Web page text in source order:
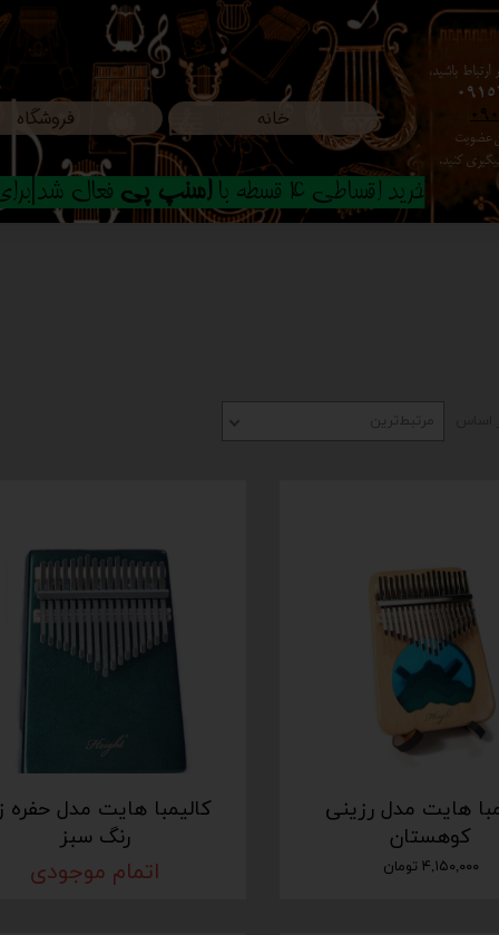
خانه فروشگاه
باشید،
عضویت
کنید.
خرید اقساطی 4 قسطه با اسنپ پی فعال
مرتبط‌ترین
هایت مدل رزینی
کوهستان
۴,۱۵۰,۰۰۰ تومان
کالیمبا هایت مدل حفره
رنگ سبز
اتمام موجودی